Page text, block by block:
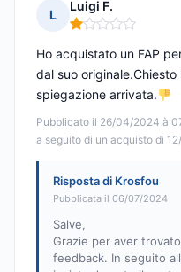
L
Luigi F.
Nota: 1 su 5
Pubblicato il 26/04/2024 à
a seguito di un acquisto di
Ho acquistato un FAP
dal suo
spiegazione arrivata.
Risposta di Krosfou
Pubblicata il 06/07/2024
Salve,
Grazie per aver
feedback. In seguito